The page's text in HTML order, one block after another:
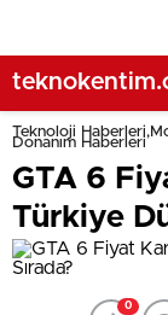
Teknoloji
Donanım Haberleri
GTA 6
Türkiye
0